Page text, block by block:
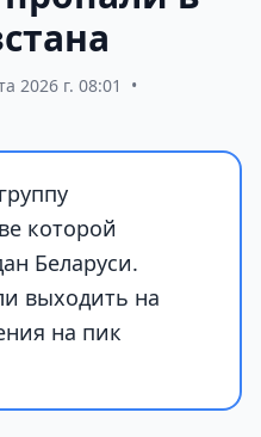
2026 г. 08:01
•
которой
Беларуси.
выходить на
на пик